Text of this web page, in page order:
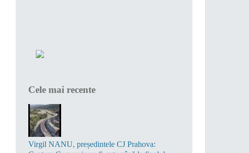
Cele mai recente
Virgil NANU, președintele CJ Prahova: